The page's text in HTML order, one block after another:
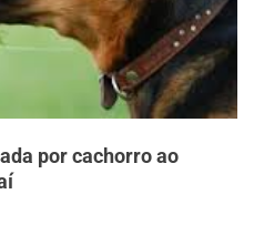
por cachorro ao